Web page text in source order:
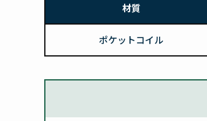
材質
ポケットコイル